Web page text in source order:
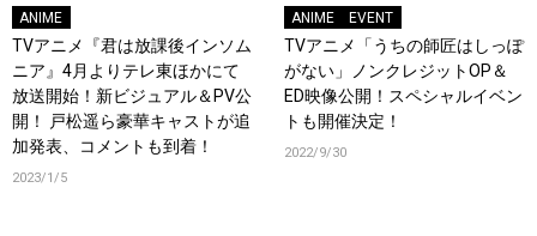
ANIME
TVアニメ『君は放課後インソム
ニア』4月よりテレ東ほかにて
放送開始！新ビジュアル＆PV公
開！ 戸松遥ら豪華キャストが追
加発表、コメントも到着！
2023/1/5
ANIME EVENT
TVアニメ「うちの師匠はしっぽ
がない」ノンクレジットOP＆
ED映像公開！スペシャルイベン
トも開催決定！
2022/9/30